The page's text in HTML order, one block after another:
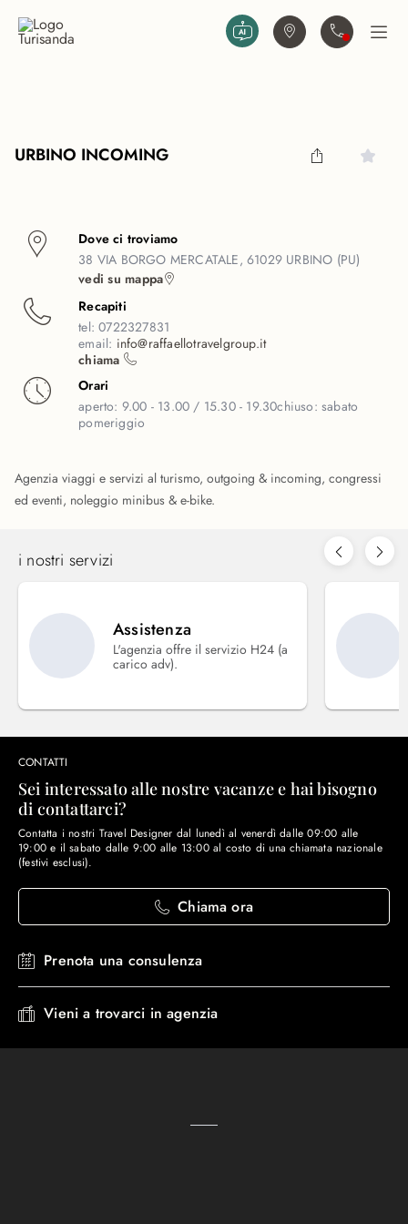
Trova agenziaContattaciApri
URBINO INCOMING
Dove ci troviamo
38 VIA BORGO MERCATALE, 61029 URBINO (PU)
vedi su mappa
Recapiti
tel:0722327831
email: info@raffaellotravelgroup.it
chiama
Orari
aperto: 9.00 - 13.00 / 15.30 - 19.30chiuso:sabato
pomeriggio
Agenzia viaggi e servizi al turismo, outgoing & incoming, congressi
ed eventi, noleggio minibus & e-bike.
i nostri servizi
Assistenza
L'agenzia offre il servizio H24 (a
carico adv).
CONTATTI
Sei interessato alle nostre vacanze e hai bisogno
di contattarci?
Contatta i nostri Travel Designer dal lunedì al venerdì dalle 09:00 alle
19:00 e il sabato dalle 9:00 alle 13:00 al costo di una chiamata nazionale
(festivi esclusi).
Chiama ora
Prenota una consulenza
Vieni a trovarci in agenzia